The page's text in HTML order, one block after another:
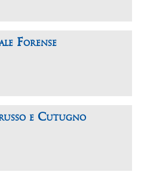
Forense
e Cutugno